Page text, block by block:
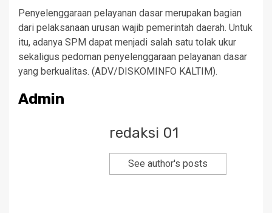
Penyelenggaraan pelayanan dasar merupakan bagian
dari pelaksanaan urusan wajib pemerintah daerah. Untuk
itu, adanya SPM dapat menjadi salah satu tolak ukur
sekaligus pedoman penyelenggaraan pelayanan dasar
yang berkualitas. (ADV/DISKOMINFO KALTIM).
Admin
redaksi 01
See author's posts